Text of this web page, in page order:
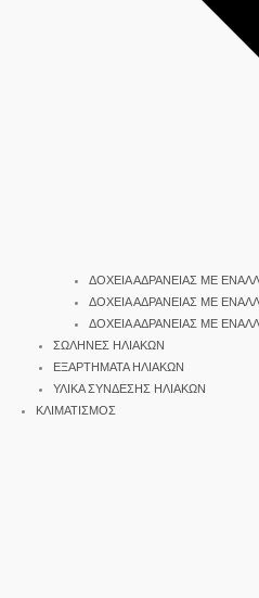
ΔΟΧΕΙΑ ΑΔΡΑΝΕΙΑΣ ΜΕ
ΔΟΧΕΙΑ ΑΔΡΑΝΕΙΑΣ ΜΕ
ΔΟΧΕΙΑ ΑΔΡΑΝΕΙΑΣ ΜΕ
ΣΩΛΗΝΕΣ ΗΛΙΑΚΩΝ
ΕΞΑΡΤΗΜΑΤΑ ΗΛΙΑΚΩΝ
ΥΛΙΚΑ ΣΥΝΔΕΣΗΣ ΗΛΙΑΚΩΝ
ΚΛΙΜΑΤΙΣΜΟΣ